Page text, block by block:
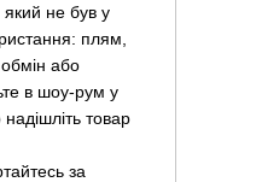
який не був у
плям,
або
в шоу-рум у
товар
за